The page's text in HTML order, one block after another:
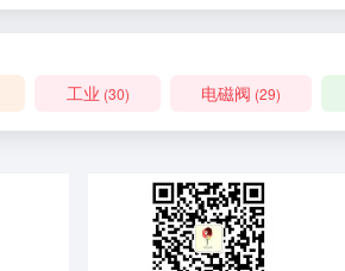
工业 (30) 电磁阀 (29)